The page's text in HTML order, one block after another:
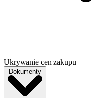
Ukrywanie cen zakupu
Dokumenty